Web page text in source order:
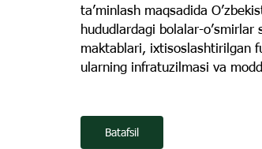
taʼminlash maqsadida
hududlardagi bolalar-
maktablari, ixtisoslashtirilgan
ularning infratuzilmasi va
Batafsil